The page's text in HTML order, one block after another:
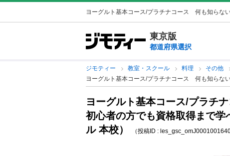
ヨーグルト基本コース/プラチナコース 何も知らな
東京版
都道府県選択
ジモティー 教室・スクール 料理 その他
ヨーグルト基本コース/プラチナコース 何も知らな
ヨーグルト基本コース/プラチ
初心者の方でも資格取得まで
ル 本校）
（投稿ID :